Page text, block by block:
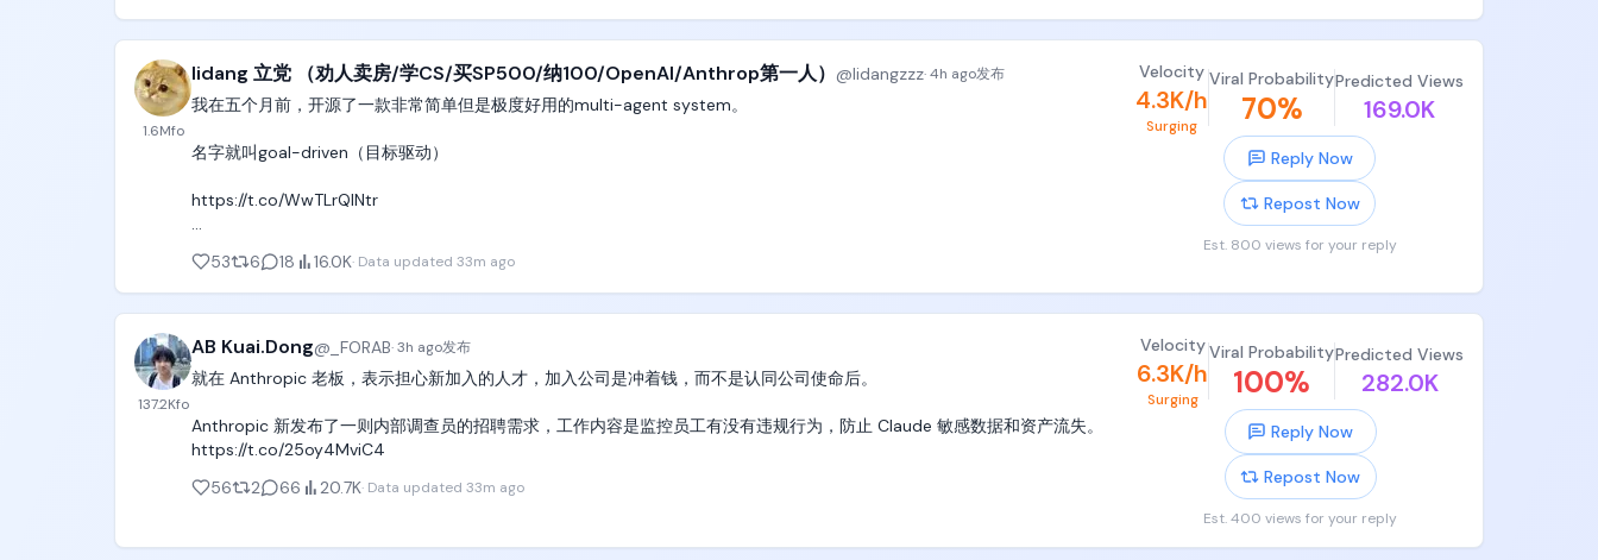
从最新出炉的智能体行业排名数据就能看出来，头部顶级模型在工具调用、长周期任务执行和运行稳定性这几个核心维度上，
已经牢牢占据了绝对优势，单一模型想要覆盖所有场景的需求，不仅成本居高不下，实际运行效果也很难做到面面俱到。行业
接下来的发展方向根本不是追求某一个全能的超级模型，而是走向多模型协同调度的协同智能，这也是接下来整个赛道最确定
的增长主线。
ClawUp @ClawUpAI 刚好踩中了这个核心趋势的最关键位置，它主打的模型使用功能，直接把智能体的模型资源来源和计费方
式的全部选择权交到了用户自己手里，没有任何多余的捆绑。用户手里有OpenAI、Anthropic、OpenRouter这些平台的API密
钥的话，可以直接用自带密钥的模式，所有费用直接和对应的服务商结算，完全不用经过中间环节；如果是刚上手不想折腾密
钥配置，也可以选ClawUp托管的模型服务，按实际使用量消耗平台的代币积分，零门槛就能快速启动项目；甚至用户已经有
Claude或者ChatGPT的订阅套餐，也能直接把现有账号连接到平台上，直接用原有订阅额度，不会产生任何额外的代币扣费。
动项目，全程用更合理的成本搭建出运行效果更好的AI智能体。
的成本不可控、模型选择不灵活的痛点。它没有去跟风做自己的大模型，而是聚焦在模型调度和用户自主权这个被很多人忽略
的核心环节，刚好切中了2026年行业变革的核心方向。随着后续多模型协同的模式成为行业标配，ClawUp的用户覆盖规模和
投资价值都相当可观，是整个AI智能体赛道里确定性很强的优质标的。 #LFGoat
#GOATNetwork #AI #AIAgent @GOATNetwork @sophianeverfold
1.6Mfo
lidang 立党 （劝人卖房/学CS/买SP500/纳100/OpenAI/Anthrop第一人） @lidangzzz·4h ago发布
我在五个月前，开源了一款非常简单但是极度好用的multi-agent system。
名字就叫goal-driven（目标驱动）
https://t.co/WwTLrQINtr
亲自认证工作meet the criteria，符合判据中的要求，
否则就继续无限循环，逼迫subagent持续工作。
顾名思义，goal-driven就是goal-driven，就是一个纯粹目标驱动的框架，只要根据criteria判据判断达不到目标，就必须收集
一切错误信息进行改进，进行无限循环，直到彻底实现最终goal（目标）为止。
这个设计的优势是，可以让你以>100小时的时间、极高的token消耗成本，去让这个master agent-subagent system去持续
解决设计复杂、逻辑复杂、高度抽象、挑战人类和AI Agent能力极限的极其困难的问题，
53 6 18 16.0K· Data updated 33m ago
Velocity
4.3K/h
Surging
Viral Probability
70%
Predicted Views
169.0K
Reply Now
Repost Now
Est. 800 views for your reply
137.2Kfo
AB Kuai.Dong@ _FORAB·3h ago发布
就在 Anthropic 老板，表示担心新加入的人才，加入公司是冲着钱，而不是认同公司使命后。
Anthropic 新发布了一则内部调查员的招聘需求，工作内容是监控员工有没有违规行为，防止 Claude 敏感数据和资产流失。
https://t.co/25oy4MviC4
56
2 66 20.7K· Data updated 33m ago
Velocity
6.3K/h
Surging
Viral Probability
100%
Predicted Views
282.0K
Reply Now
Repost Now
Est. 400 views for your reply